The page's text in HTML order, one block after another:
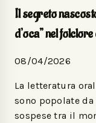
Il segreto
d’oca” nel
08/04/2026
La letteratura
sono popolate
sospese tra il